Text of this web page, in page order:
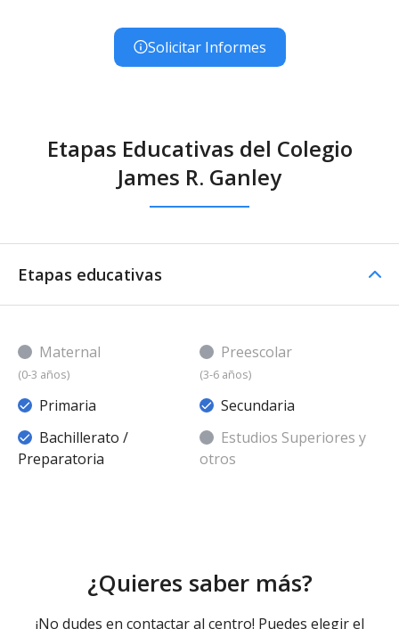
Solicitar Informes
Etapas Educativas del Colegio
James R. Ganley
Etapas educativas
Maternal
(0-3 años)
Preescolar
(3-6 años)
Primaria
Secundaria
Bachillerato /
Preparatoria
Estudios Superiores y
otros
¿Quieres saber más?
¡No dudes en contactar al centro! Puedes elegir el